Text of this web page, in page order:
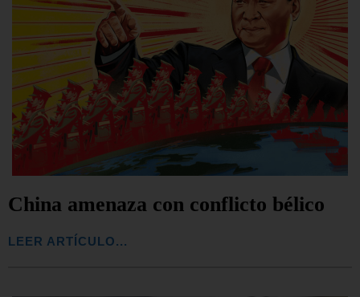
China amenaza con conflicto bélico
LEER ARTÍCULO...